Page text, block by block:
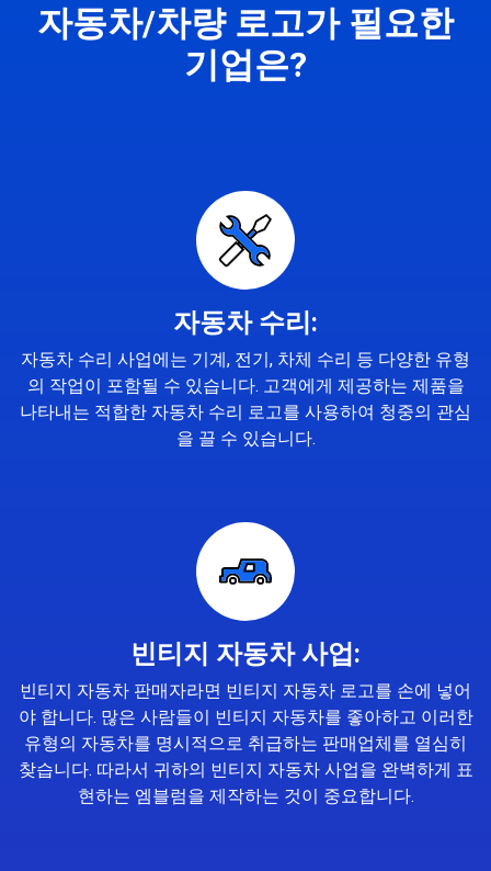
자동차/차량 로고가 필요한
기업은?
자동차 수리:
자동차 수리 사업에는 기계, 전기, 차체 수리 등 다양한 유형
의 작업이 포함될 수 있습니다. 고객에게 제공하는 제품을
나타내는 적합한 자동차 수리 로고를 사용하여 청중의 관심
을 끌 수 있습니다.
빈티지 자동차 사업:
빈티지 자동차 판매자라면 빈티지 자동차 로고를 손에 넣어
야 합니다. 많은 사람들이 빈티지 자동차를 좋아하고 이러한
유형의 자동차를 명시적으로 취급하는 판매업체를 열심히
찾습니다. 따라서 귀하의 빈티지 자동차 사업을 완벽하게 표
현하는 엠블럼을 제작하는 것이 중요합니다.